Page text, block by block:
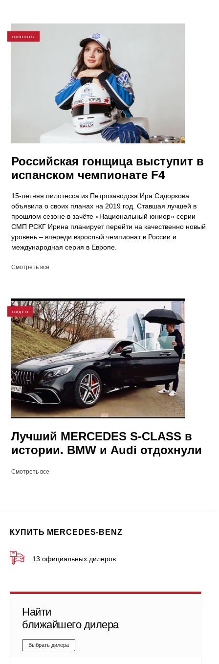
НОВОСТЬ
Российская гонщица выступит в
испанском чемпионате F4
15-летняя пилотесса из Петрозаводска Ира Сидоркова
объявила о своих планах на 2019 год. Ставшая лучшей в
прошлом сезоне в зачёте «Национальный юниор» серии
СМП РСКГ Ирина планирует перейти на качественно новый
уровень – впереди взрослый чемпионат в России и
международная серия в Европе.
Смотреть все
ВИДЕО
Лучший MERCEDES S-CLASS в
истории. BMW и Audi отдохнули
Смотреть все
КУПИТЬ MERCEDES-BENZ
13 официальных дилеров
Найти
ближайшего дилера
Выбрать дилера